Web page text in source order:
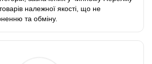
належної якості, що не
та обміну.